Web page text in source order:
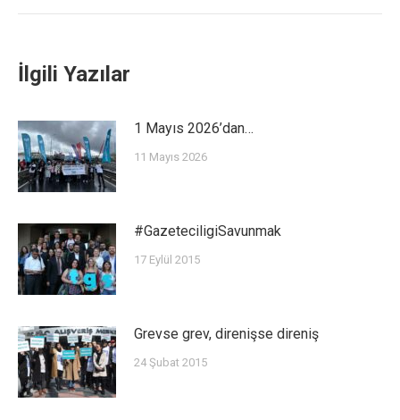
İlgili Yazılar
1 Mayıs 2026’dan…
11 Mayıs 2026
#GazeteciligiSavunmak
17 Eylül 2015
Grevse grev, direnişse direniş
24 Şubat 2015